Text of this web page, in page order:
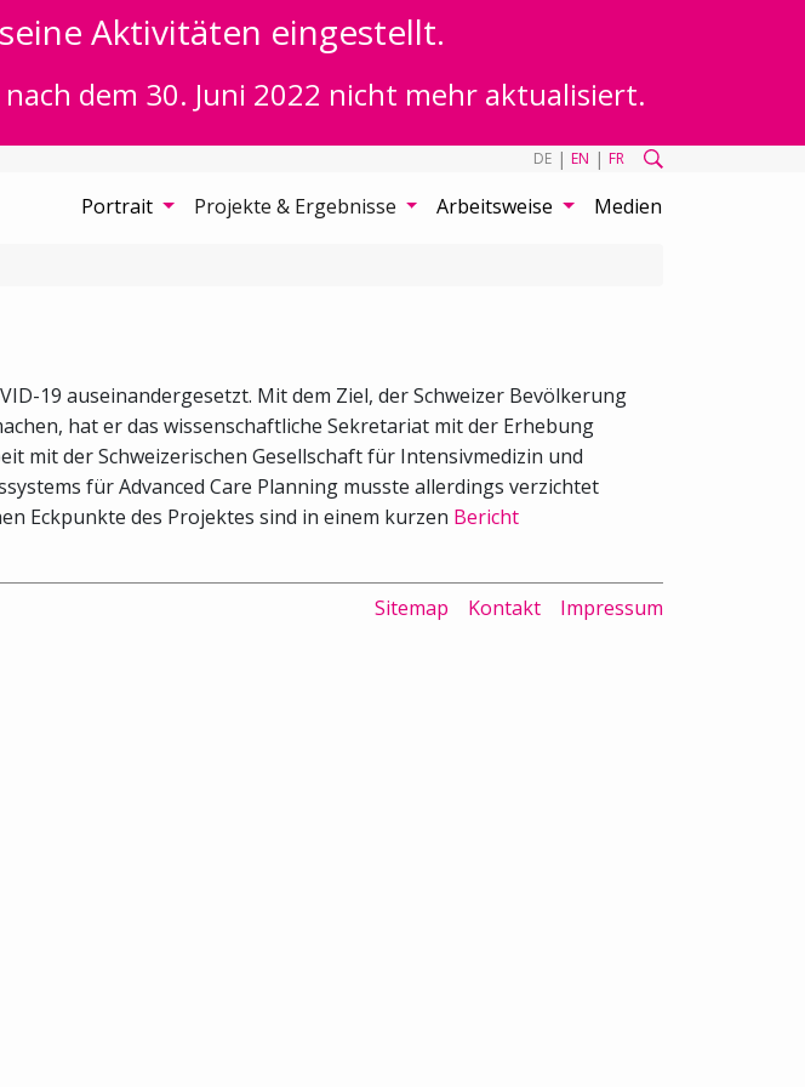
Aktivitäten eingestellt.
dem 30. Juni 2022 nicht mehr aktualisiert.
DE | EN | FR
Portrait Projekte & Ergebnisse Arbeitsweise Medien
19 auseinandergesetzt. Mit dem Ziel, der Schweizer Bevölkerung
hat er das wissenschaftliche Sekretariat mit der Erhebung
mit der Schweizerischen Gesellschaft für Intensivmedizin und
für Advanced Care Planning musste allerdings verzichtet
Eckpunkte des Projektes sind in einem kurzen Bericht
Sitemap Kontakt Impressum